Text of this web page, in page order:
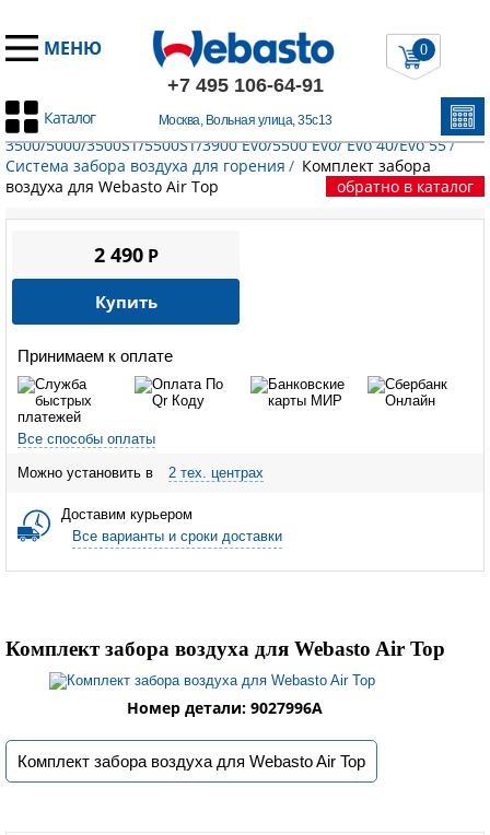
МЕНЮ
+7 495 106-64-91
Москва, Вольная улица, 35с13
Каталог
0
Главная / Запчасти Вебасто/Воздушные отопители
Air Top
3500/5000/3500ST/5500ST/3900 Evo/5500 Evo/ Evo 40/Evo 55/
Система забора воздуха для горения / Комплект забора
воздуха для Webasto Air Top
обратно в каталог
Принимаем к оплате
Все способы оплаты
Можно установить в 2 тех. центрах
Доставим курьером
Все варианты и сроки доставки
2 490P
Купить
Комплект забора воздуха для Webasto Air Top
Номер детали: 9027996A
Комплект забора воздуха для Webasto Air Top